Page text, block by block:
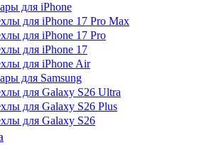
для iPhone
для iPhone 17 Pro Max
для iPhone 17 Pro
для iPhone 17
для iPhone Air
для Samsung
для Galaxy S26 Ultra
для Galaxy S26 Plus
для Galaxy S26